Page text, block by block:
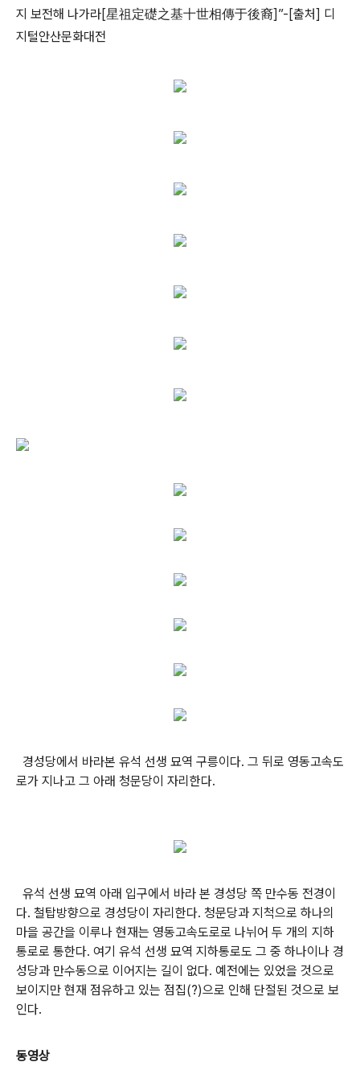
지 보전해 나가라[星祖定礎之基十世相傳于後裔]”-[출처] 디
지털안산문화대전
경성당에서 바라본 유석 선생 묘역 구릉이다. 그 뒤로 영동고속도
로가 지나고 그 아래 청문당이 자리한다.
유석 선생 묘역 아래 입구에서 바라 본 경성당 쪽 만수동 전경이
다. 철탑방향으로 경성당이 자리한다. 청문당과 지척으로 하나의
마을 공간을 이루나 현재는 영동고속도로로 나뉘어 두 개의 지하
통로로 통한다. 여기 유석 선생 묘역 지하통로도 그 중 하나이나 경
성당과 만수동으로 이어지는 길이 없다. 예전에는 있었을 것으로
보이지만 현재 점유하고 있는 점집(?)으로 인해 단절된 것으로 보
인다.
동영상